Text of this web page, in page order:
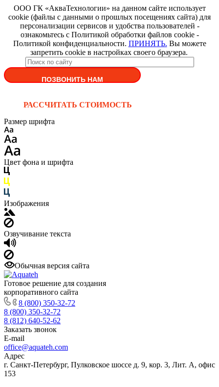
ООО ГК «АкваТехнологии» на данном сайте использует
cookie (файлы с данными о прошлых посещениях сайта) для
персонализации сервисов и удобства пользователей -
ознакомьтесь с Политикой обработки файлов cookie -
Политикой конфиденциальности. ПРИНЯТЬ. Вы можете
запретить cookie в настройках своего браузера.
ПОЗВОНИТЬ НАМ
РАССЧИТАТЬ СТОИМОСТЬ
Размер шрифта
Цвет фона и шрифта
Изображения
Озвучивание текста
Обычная версия сайта
Готовое решение для создания
корпоративного сайта
8 (800) 350-32-72
8 (800) 350-32-72
8 (812) 640-52-62
Заказать звонок
E-mail
office@aquateh.com
Адрес
г. Санкт-Петербург, Пулковское шоссе д. 9, кор. 3, Лит. А, офис
153